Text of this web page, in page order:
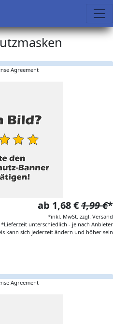
Agreement
ab 1,68 €1,99 €*
*inkl. MwSt. zzgl. Versand
*Lieferzeit unterschiedlich - je nach Anbieter
kann sich jederzeit ändern und höher sein
Agreement